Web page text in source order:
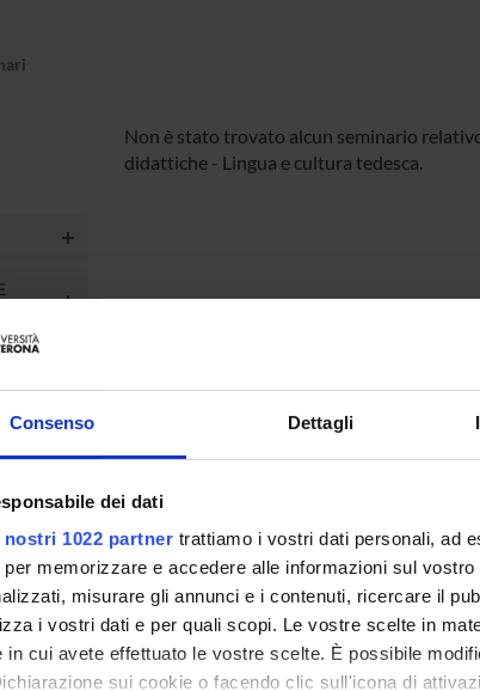
Consenso Dettagli
dei dati
nostri 1022 partner trattiamo i vostri dati personali, ad
per memorizzare e accedere alle informazioni sul
misurare gli annunci e i contenuti, ricercare il
i vostri dati e per quali scopi. Le vostre scelte in
in cui avete effettuato le vostre scelte. È possibile
sui cookie o facendo clic sull'icona di
Non è stato trovato alcun seminario
didattiche - Lingua e cultura tedesca.